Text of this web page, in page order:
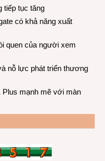
tiếp tục tăng
có khả năng xuất
quen của người xem
nỗ lực phát triển thương
Plus mạnh mẽ với màn